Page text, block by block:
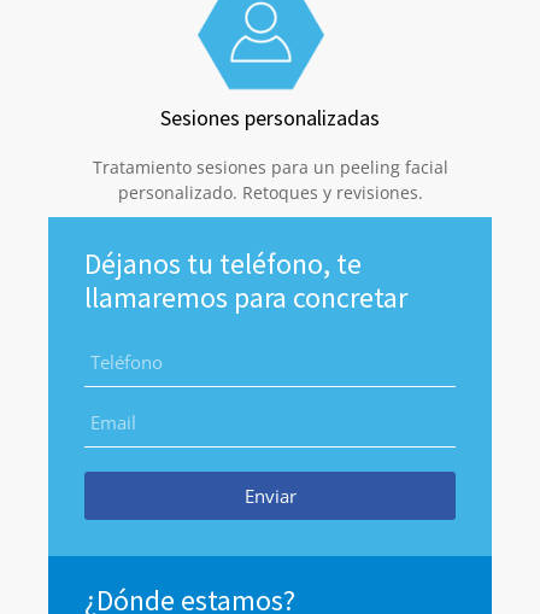
Sesiones personalizadas
Tratamiento sesiones para un peeling facial
personalizado. Retoques y revisiones.
Déjanos tu teléfono, te
llamaremos para concretar
Enviar
¿Dónde estamos?